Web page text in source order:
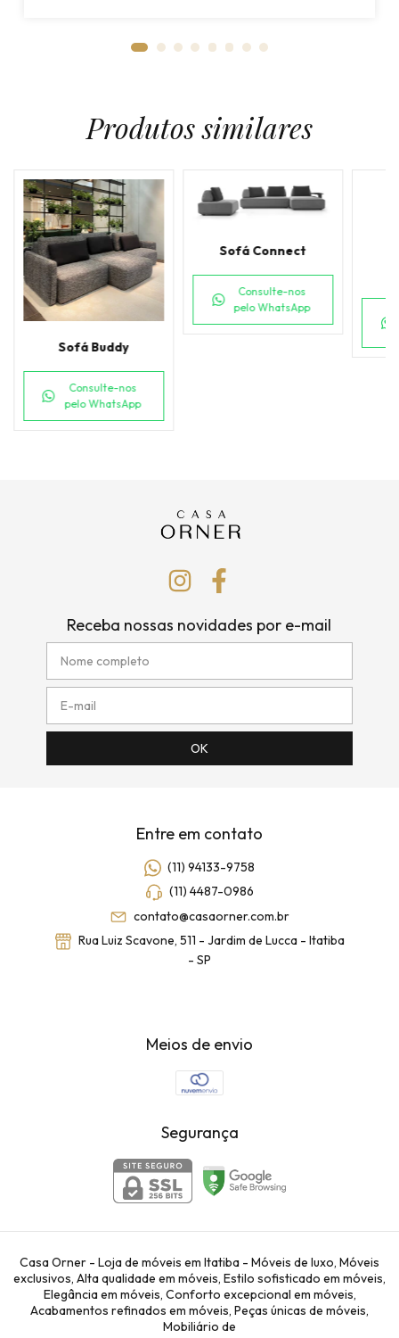
Produtos similares
Sofá Buddy
Consulte-nos
pelo WhatsApp
Sofá Connect
Consulte-nos
pelo WhatsApp
Receba nossas novidades por e-mail
Entre em contato
(11) 94133-9758
(11) 4487-0986
contato@casaorner.com.br
Rua Luiz Scavone, 511 - Jardim de Lucca - Itatiba
- SP
Meios de envio
Segurança
Casa Orner - Loja de móveis em Itatiba - Móveis de luxo, Móveis
exclusivos, Alta qualidade em móveis, Estilo sofisticado em móveis,
Elegância em móveis, Conforto excepcional em móveis,
Acabamentos refinados em móveis, Peças únicas de móveis,
Mobiliário de